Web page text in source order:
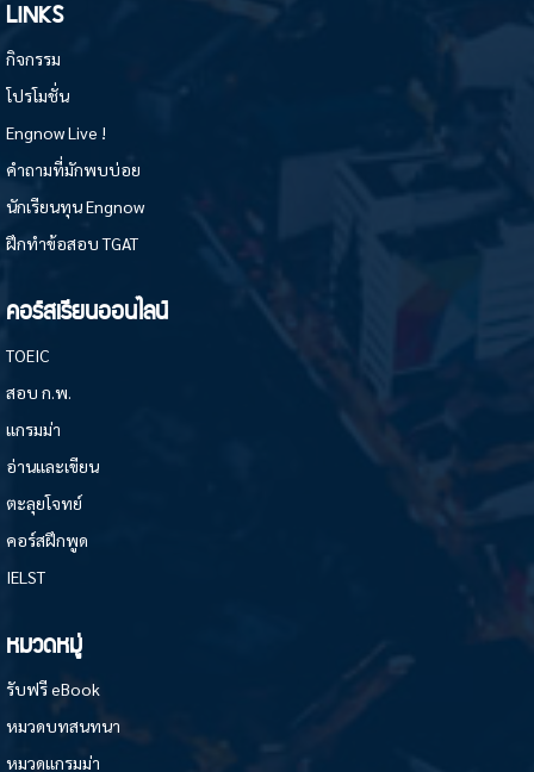
LINKS
กิจกรรม
โปรโมชั่น
Engnow Live !
คำถามที่มักพบบ่อย
นักเรียนทุน Engnow
ฝึกทำข้อสอบ TGAT
คอร์สเรียนออนไลน์
TOEIC
สอบ ก.พ.
แกรมม่า
อ่านและเขียน
ตะลุยโจทย์
คอร์สฝึกพูด
IELST
หมวดหมู่
รับฟรี eBook
หมวดบทสนทนา
หมวดแกรมม่า